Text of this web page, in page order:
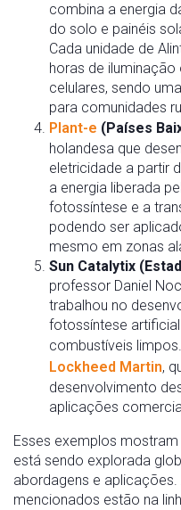
combina a energia
do solo e painéis
Cada unidade de
horas de
celulares, sendo
para comunidades
Plant-e (Países
holandesa que
eletricidade a partir
a energia liberada
fotossíntese e a
podendo ser
mesmo em zonas
Sun Catalytix
professor Daniel
trabalhou no
fotossíntese
combustíveis limpos.
Lockheed Martin,
desenvolvimento
aplicações
Esses exemplos
está sendo explorada
abordagens e
mencionados estão na